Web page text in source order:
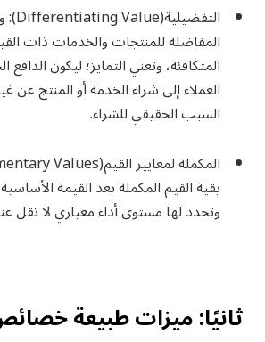
التفضيلية(Differentiating Value):
المفاضلة للمنتجات والخدمات ذات
المتكافئة، وتعني التمايز؛ ليكون
العملاء إلى شراء الخدمة أو المنتج عن
السبب الحقيقي للشراء.
المكملة لمعايير القيم(Complementary Values)
بقية القيم المكملة بعد القيمة
وتحدد لها مستوى أداء معياري لا تقل
ثانيًا: ميزات طبيعة